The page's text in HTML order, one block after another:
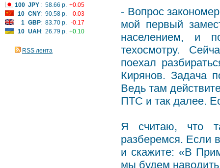
100 JPY : 58.66 р. +0.05
10 CNY: 90.58 р. -0.03
1 GBP: 83.70 р. -0.17
10 UAH: 26.79 р. +0.10
RSS лента
- Вопрос
мой первый
населением, и
техосмотру.
поехал
Кирянов. Задача
Ведь там
ПТС и так далее.
Я считаю, что
разберемся. Если
и скажите: «В
мы будем